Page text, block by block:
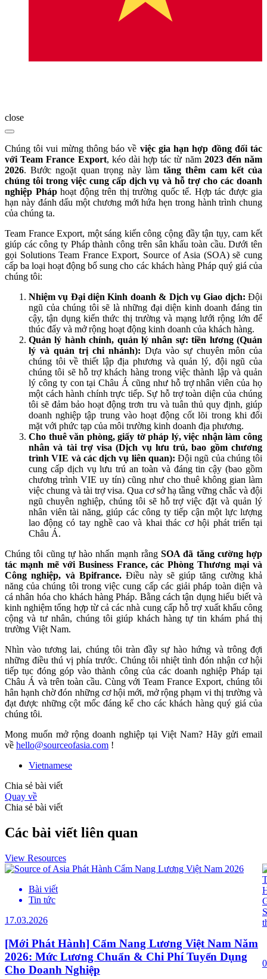
close
Chúng tôi vui mừng thông báo về việc gia hạn hợp đồng đối tác
với Team France Export, kéo dài hợp tác từ năm2023 đến năm
2026. Bước ngoặt quan trọng này làmtăng thêm cam kết của
chúng tôi trong việc cung cấp dịch vụ và hỗ trợ cho các doanh
nghiệp Pháphoạt động trên thị trường quốc tế. Hợp tác được gia
hạn này đánh dấu một chương mới hứa hẹn trong hành trình chung
của chúng ta.
Team France Export, một sáng kiến công cộng đầy tận tụy, cam kết
giúp các công ty Pháp thành công trên sân khấu toàn cầu. Dưới tên
gọi Solutions Team France Export, Source of Asia (SOA) sẽ cung
cấp ba loại hoạt động bổ sung cho các khách hàng Pháp quý giá của
chúng tôi:
Nhiệm vụ Đại diện Kinh doanh & Dịch vụ Giao dịch: Đội
ngũ của chúng tôi sẽ là những đại diện kinh doanh đáng tin
cậy, tận dụng kiến thức thị trường và mạng lưới rộng lớn để
thúc đẩy và mở rộng hoạt động kinh doanh của khách hàng.
Quản lý hành chính, quản lý nhân sự: tiền lương (Quản
lý và quản trị chi nhánh): Dựa vào sự chuyên môn của
chúng tôi về thiết lập địa phương và quản lý, đội ngũ của
chúng tôi sẽ hỗ trợ khách hàng trong việc thành lập và quản
lý công ty con tại Châu Á cũng như hỗ trợ nhân viên của họ
một cách hành chính trực tiếp. Sự hỗ trợ toàn diện của chúng
tôi sẽ đảm bảo hoạt động trơn tru và tuân thủ quy định, giúp
doanh nghiệp tập trung vào hoạt động cốt lõi trong khi đối
mặt với phức tạp của môi trường kinh doanh địa phương.
Cho thuê văn phòng, giấy tờ pháp lý, việc nhận làm công
nhân và tài trợ visa (Dịch vụ lưu trú, bao gồm chương
trình VIE và các dịch vụ liên quan): Đội ngũ của chúng tôi
cung cấp dịch vụ lưu trú an toàn và đáng tin cậy (bao gồm
chương trình VIE uy tín) cũng như cho thuê không gian làm
việc chung và tài trợ visa. Qua cơ sở hạ tầng vững chắc và đội
ngũ chuyên nghiệp, chúng tôi sẽ hỗ trợ việc đặt và quản lý
nhân viên tài năng, giúp các công ty tiếp cận một lực lượng
lao động có tay nghề cao và khai thác cơ hội phát triển tại
Châu Á.
Chúng tôi cũng tự hào nhấn mạnh rằngSOA đã tăng cường hợp
tác mạnh mẽ với Business France, các Phòng Thương mại và
Công nghiệp, và Bpifrance.Điều này sẽ giúp tăng cường khả
năng của chúng tôi trong việc cung cấp các giải pháp toàn diện và
cá nhân hóa cho khách hàng Pháp. Bằng cách tận dụng hiểu biết và
kinh nghiệm tổng hợp từ cả các nhà cung cấp hỗ trợ xuất khẩu công
cộng và tư nhân, chúng tôi giúp khách hàng tự tin khám phá thị
trường Việt Nam.
Nhìn vào tương lai, chúng tôi tràn đầy sự hào hứng và trông đợi
những điều thú vị phía trước. Chúng tôi nhiệt tình đón nhận cơ hội
tiếp tục đóng góp vào thành công của các doanh nghiệp Pháp tại
Châu Á và trên toàn cầu. Cùng với Team France Export, chúng tôi
hân hạnh chờ đón những cơ hội mới, mở rộng phạm vi thị trường và
đạt được những cột mốc đáng kể cho các khách hàng quý giá của
chúng tôi.
Mong muốn mở rộng doanh nghiệp tại Việt Nam? Hãy gửi email
về hello@sourceofasia.com !
Vietnamese
Chia sẻ bài viết
Quay về
Chia sẻ bài viết
Các bài viết liên quan
View Resources
Bài viết
Tin tức
17.03.2026
[Mới Phát Hành] Cẩm Nang Lương Việt Nam Năm
2026: Mức Lương Chuẩn & Chi Phí Tuyển Dụng
Cho Doanh Nghiệp